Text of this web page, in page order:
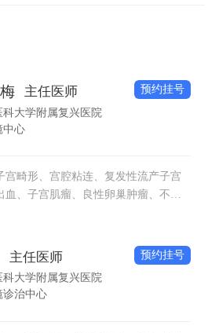
管内。
主任医师
科大学附属复兴医院
中心
预约挂号
宫畸形、宫腔粘连、复发性流产子宫
血、子宫肌瘤、良性卵巢肿瘤、不孕
主任医师
科大学附属复兴医院
诊治中心
预约挂号